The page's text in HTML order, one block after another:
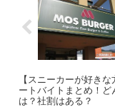
【スニーカーが好き
ートバイトまとめ！ど
は？社割はある？